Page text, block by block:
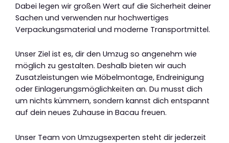
Dabei legen wir großen Wert auf die Sicherheit deiner
Sachen und verwenden nur hochwertiges
Verpackungsmaterial und moderne Transportmittel.
Unser Ziel ist es, dir den Umzug so angenehm wie
möglich zu gestalten. Deshalb bieten wir auch
Zusatzleistungen wie Möbelmontage, Endreinigung
oder Einlagerungsmöglichkeiten an. Du musst dich
um nichts kümmern, sondern kannst dich entspannt
auf dein neues Zuhause in Bacau freuen.
Unser Team von Umzugsexperten steht dir jederzeit